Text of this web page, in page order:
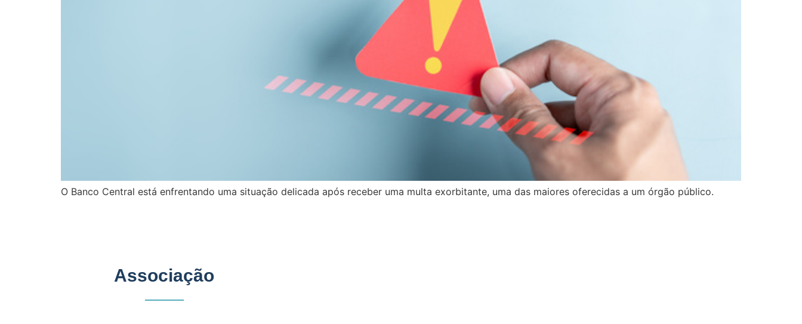
O Banco Central está enfrentando uma situação delicada após receber uma multa exorbitante, uma das maiores oferecidas a um órgão público.
Associação